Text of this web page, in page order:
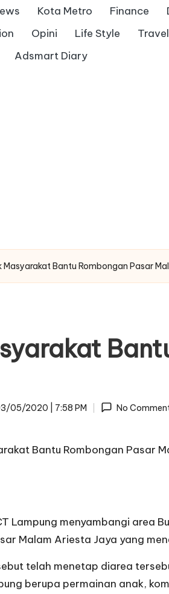
Kota Metro Finance
Opini Life Style Travel
Adsmart Diary
Masyarakat Bantu Rombongan Pasar
05/2020 | 7:58 PM No
Lampung menyambangi area
Malam Ariesta Jaya yang
telah menetap diarea
berupa permainan anak,